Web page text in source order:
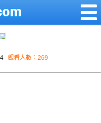
觀看人數：269